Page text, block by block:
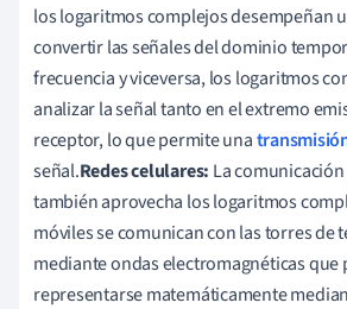
los logaritmos complejos desempeñan
convertir las señales del dominio
frecuencia y viceversa, los logaritmos
analizar la señal tanto en el extremo
receptor, lo que permite una
señal.Redes celulares: La
también aprovecha los logaritmos
móviles se comunican con las torres de
mediante ondas electromagnéticas que
representarse matemáticamente